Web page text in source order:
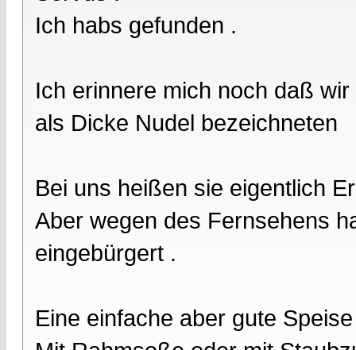
Ich habs gefunden .
Ich erinnere mich noch daß
als Dicke Nudel bezeichneten
Bei uns heißen sie eigentlich
Aber wegen des Fernsehens
eingebürgert .
Eine einfache aber gute